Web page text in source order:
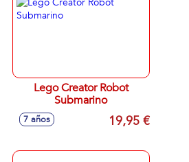
Lego Creator Robot
Submarino
7 años 19,95 €